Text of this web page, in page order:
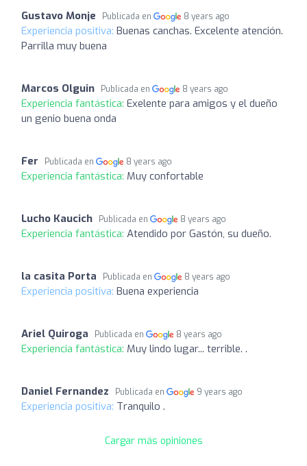
Gustavo Monje Publicada en 8 years ago
Experiencia positiva: Buenas canchas. Excelente atención.
Parrilla muy buena
Marcos Olguin Publicada en 8 years ago
Experiencia fantástica: Exelente para amigos y el dueño
un genio buena onda
Fer Publicada en 8 years ago
Experiencia fantástica: Muy confortable
Lucho Kaucich Publicada en 8 years ago
Experiencia fantástica: Atendido por Gastón, su dueño.
la casita Porta Publicada en 8 years ago
Experiencia positiva: Buena experiencia
Ariel Quiroga Publicada en 8 years ago
Experiencia fantástica: Muy lindo lugar... terrible. .
Daniel Fernandez Publicada en 9 years ago
Experiencia positiva: Tranquilo .
Cargar más opiniones